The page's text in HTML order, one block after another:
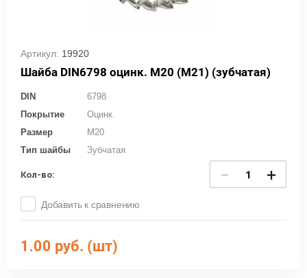
Артикул: 19920
Шайба DIN6798 оцинк. М20 (М21) (зубчатая)
DIN
6798
Покрытие
Оцинк.
Размер
M20
Тип шайбы
Зубчатая
Кол-во: − +
Добавить к сравнению
1.00 руб. (шт)